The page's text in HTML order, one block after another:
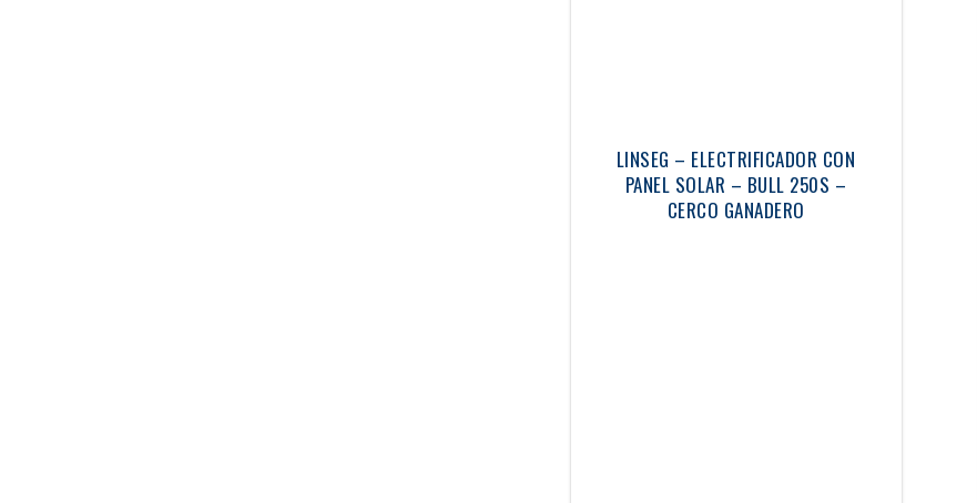
LINSEG – ELECTRIFICADOR CON
PANEL SOLAR – BULL 250S –
CERCO GANADERO